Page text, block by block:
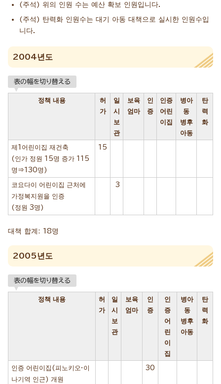
(주석) 위의 인원 수는 예산 확보 인원입니다.
(주석) 탄력화 인원수는 대기 아동 대책으로 실시한 인원수입
니다.
2004년도
表の幅を切り替える
정책 내용
허
가
일
시
보
관
보육
엄마
인
증
인증
어린
이집
병아
동
병후
아동
탄
력
화
제1어린이집 재건축
(인가 정원 15명 증가 115
명⇒130명)
15
코요다이 어린이집 근처에
가정복지원을 인증
(정원 3명)
3
대책 합계: 18명
2005년도
表の幅を切り替える
정책 내용
허
가
일
시
보
관
보육
엄마
인
증
인
증
어
린
이
집
병아
동
병후
아동
탄
력
화
인증 어린이집(피노키오·이
나기역 인근) 개원
30